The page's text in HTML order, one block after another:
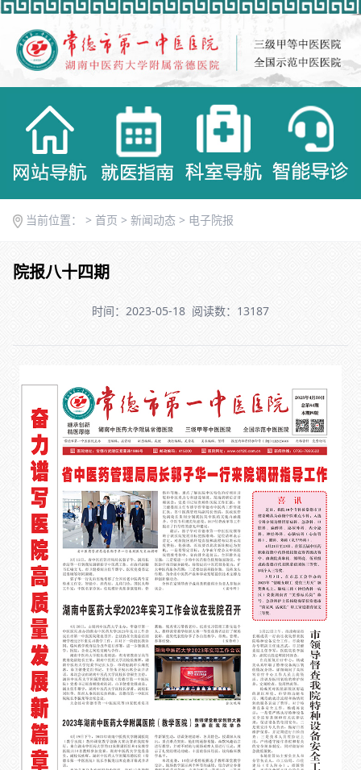
当前位置： > 首页 > 新闻动态 > 电子院报
院报八十四期
时间：2023-05-18 阅读数：13187